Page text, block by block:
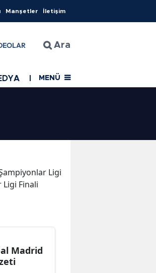
Manşetler İletişim
Ara
EĞİTİM SAĞLIK
MENÜ
Ligi
Finali
Madrid